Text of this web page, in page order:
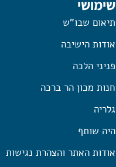
שימושי
תיאום שבו"ש
אודות הישיבה
פניני הלכה
חנות מכון הר ברכה
גלריה
היה שותף
אודות האתר והצהרת נגישות